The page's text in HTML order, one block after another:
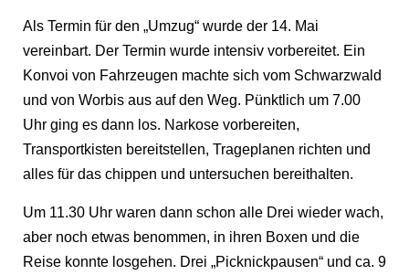
Als Termin für den „Umzug“ wurde der 14. Mai
vereinbart. Der Termin wurde intensiv vorbereitet. Ein
Konvoi von Fahrzeugen machte sich vom Schwarzwald
und von Worbis aus auf den Weg. Pünktlich um 7.00
Uhr ging es dann los. Narkose vorbereiten,
Transportkisten bereitstellen, Trageplanen richten und
alles für das chippen und untersuchen bereithalten.
Um 11.30 Uhr waren dann schon alle Drei wieder wach,
aber noch etwas benommen, in ihren Boxen und die
Reise konnte losgehen. Drei „Picknickpausen“ und ca. 9